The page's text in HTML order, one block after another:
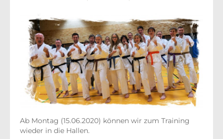
Ab Montag (15.06.2020) können wir zum Training
wieder in die Hallen.